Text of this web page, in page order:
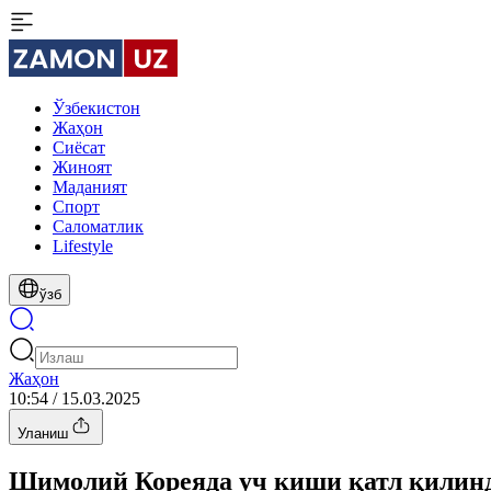
Ўзбекистон
Жаҳон
Сиёсат
Жиноят
Маданият
Спорт
Cаломатлик
Lifestyle
ўзб
Жаҳон
10:54 / 15.03.2025
Уланиш
Шимолий Кореяда уч киши қатл